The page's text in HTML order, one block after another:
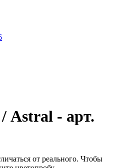
Astral - арт.
от реального. Чтобы